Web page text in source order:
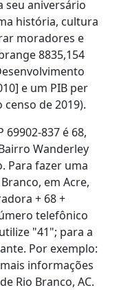
seu aniversário
história, cultura
moradores e
8835,154
e um PIB per
censo de 2019).
69902-837 é 68,
Wanderley
Para fazer uma
em Acre,
+ 68 +
telefônico
"41"; para a
Por exemplo:
informações
Rio Branco, AC.